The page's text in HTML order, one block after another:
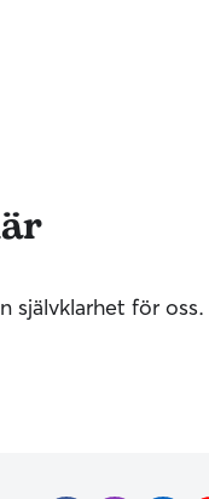
självklarhet för oss.